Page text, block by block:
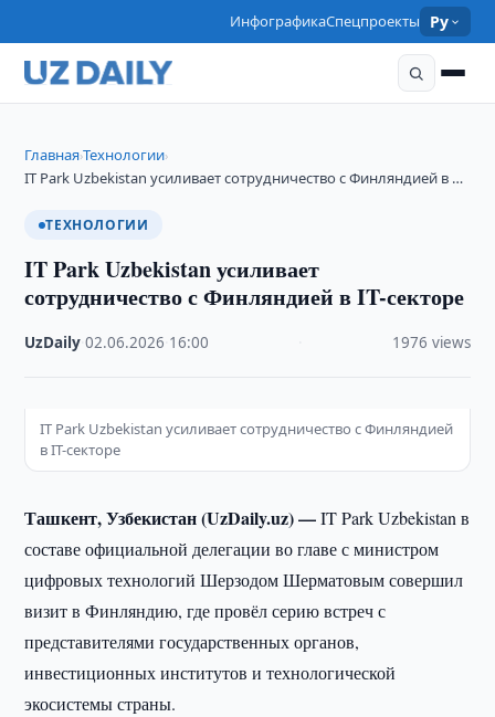
ИнфографикаСпецпроекты Ру
Главная›Технологии›
IT Park Uzbekistan усиливает сотрудничество с Финляндией в …
ТЕХНОЛОГИИ
IT Park Uzbekistan усиливает
сотрудничество с Финляндией в IT-секторе
UzDaily ·02.06.2026 16:00 1976 views
IT Park Uzbekistan усиливает сотрудничество с Финляндией
в IT-секторе
Ташкент, Узбекистан (UzDaily.uz) —IT Park Uzbekistan в
составе официальной делегации во главе с министром
цифровых технологий Шерзодом Шерматовым совершил
визит в Финляндию, где провёл серию встреч с
представителями государственных органов,
инвестиционных институтов и технологической
экосистемы страны.